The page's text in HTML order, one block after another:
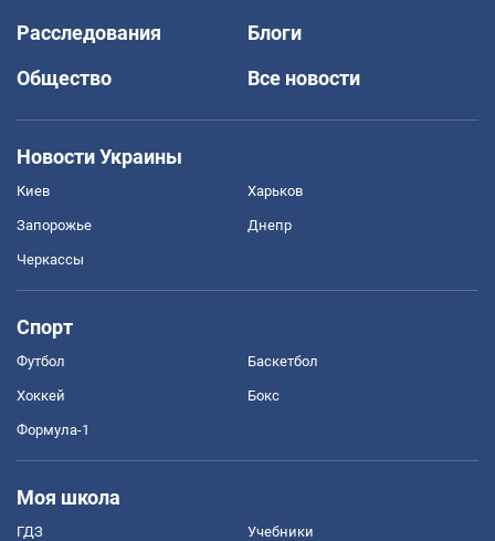
Расследования
Блоги
Общество
Все новости
Новости Украины
Киев Харьков
Запорожье Днепр
Черкассы
Спорт
Футбол Баскетбол
Хоккей Бокс
Формула-1
Моя школа
ГДЗ Учебники